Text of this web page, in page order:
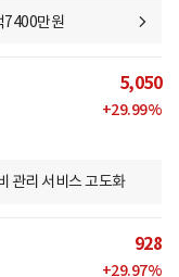
7400만원
5,050
+29.99%
관리 서비스 고도화
928
+29.97%